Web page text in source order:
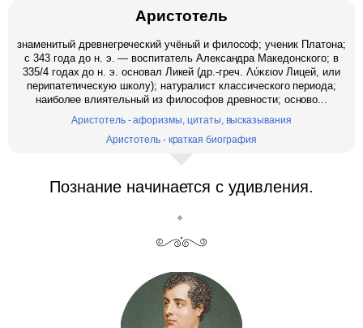
Аристотель
знаменитый древнегреческий учёный и философ; ученик Платона;
c 343 года до н. э. — воспитатель Александра Македонского; в
335/4 годах до н. э. основал Ликей (др.-греч. Λύκειον Лицей, или
перипатетическую школу); натуралист классического периода;
наиболее влиятельный из философов древности; осново...
Аристотель - афоризмы, цитаты, высказывания
Аристотель - краткая биография
Познание начинается с удивления.